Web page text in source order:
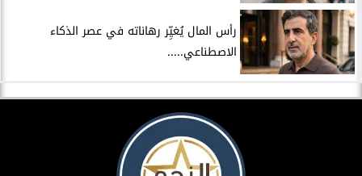
رأس المال يُغيِّر رهاناته في عصر الذكاء
الاصطناعي.....